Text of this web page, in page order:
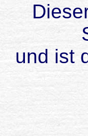
und ist